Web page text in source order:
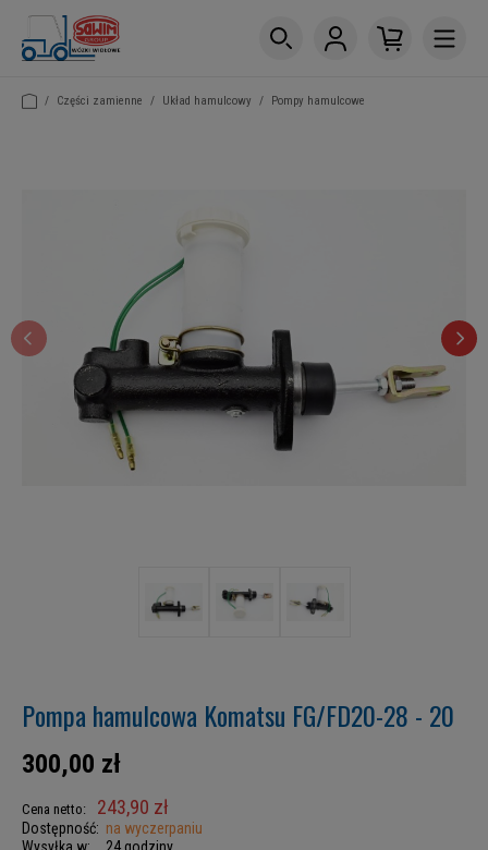
/ Części zamienne / Układ hamulcowy / Pompy hamulcowe
Pompa hamulcowa Komatsu FG/FD20-28 - 20
300,00 zł
Cena netto: 243,90 zł
Dostępność: na wyczerpaniu